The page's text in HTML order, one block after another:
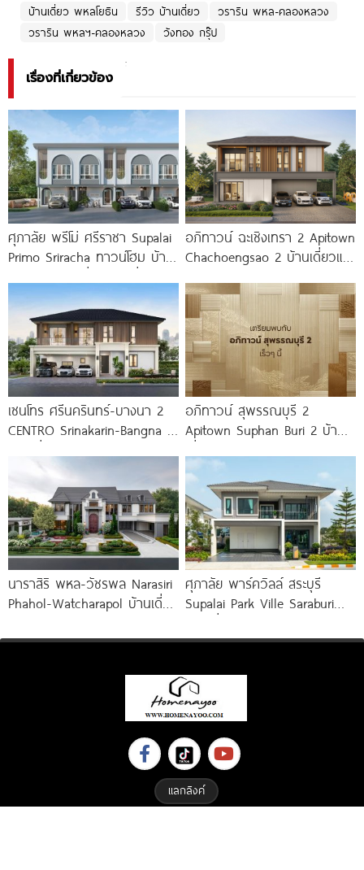
บ้านเดี่ยว พหลโยธิน
รีวิว บ้านเดี่ยว
วราริน พหล-คลองหลวง
วราริน พหลฯ-คลองหลวง
วังทอง กรุ๊ป
เรื่องที่เกี่ยวข้อง
ศุภาลัย พรีโม่ ศรีราชา Supalai
Primo Sriracha ทาวน์โฮม บ้าน
มอเตอร์เวย์
อภิทาวน์ ฉะเชิงเทรา 2 Apitown
Chachoengsao 2 บ้านเดี่ยวและ
เซนโทร ศรีนครินทร์-บางนา 2
CENTRO Srinakarin-Bangna 2
บางนา
อภิทาวน์ สุพรรณบุรี 2
Apitown Suphan Buri 2 บ้าน
AP ทำเลตรงข้าม
นาราสิริ พหล-วัชรพล Narasiri
Phahol-Watcharapol บ้านเดี่ยว
กลิ่นอายในแบบฝรั่งเศส ราคา
ศุภาลัย พาร์ควิลล์ สระบุรี
Supalai Park Ville Saraburi
บนทำเลติดถนนใหญ่ เริ่ม
แลกลิงค์